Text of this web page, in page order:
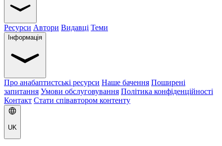
Ресурси Автори Видавці Теми
Інформація
Про анабаптистські ресурси Наше бачення Поширені
запитання Умови обслуговування Політика конфіденційності
Контакт Стати співавтором контенту
UK